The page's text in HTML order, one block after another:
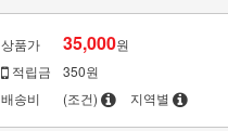
상품가 35,000원
적립금
350원
배송비
(조건) 지역별